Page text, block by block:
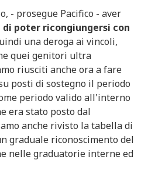
- prosegue Pacifico - aver
poter ricongiungersi con
una deroga ai vincoli,
quei genitori ultra
riusciti anche ora a fare
posti di sostegno il periodo
periodo valido all'interno
era stato posto dal
anche rivisto la tabella di
graduale riconoscimento del
nelle graduatorie interne ed